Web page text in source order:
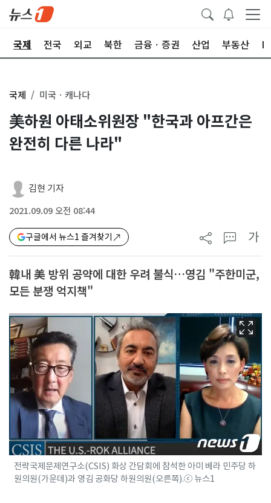
국제 전국 외교 북한 금융ㆍ증권 산업 부동산
국제 미국ㆍ캐나다
美하원 아태소위원장 "한국과 아프간은
완전히 다른 나라"
김현 기자
2021.09.09 오전 08:44
구글에서 뉴스1 즐겨찾기 가
韓내 美 방위 공약에 대한 우려 불식…영김 "주한미군,
모든 분쟁 억지책"
전략국제문제연구소(CSIS) 화상 간담회에 참석한 아미 베라 민주당 하
원의원(가운데)과 영김 공화당 하원의원(오른쪽).ⓒ 뉴스1